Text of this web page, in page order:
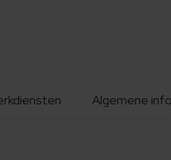
Algemene